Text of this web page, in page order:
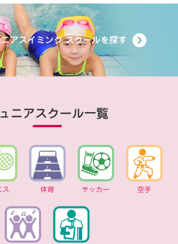
アスイミングスクールを探す
ニアスクール一覧
ス 体育 サッカー 空手